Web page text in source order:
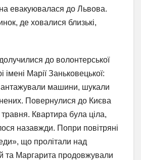
евакуювалася до Львова.
де ховалися близькі,
до волонтерської
імені Марії Заньковецької:
машини, шукали
Повернулися до Києва
Квартира була ціла,
назавжди. Попри повітряні
що пролітали над
та Маргарита продовжували